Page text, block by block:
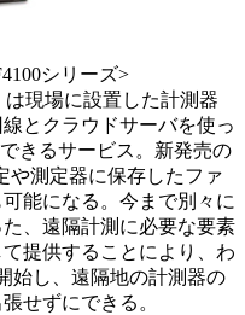
シリーズ>
は現場に設置した計測器
とクラウドサーバを使っ
きるサービス。新発売の
や測定器に保存したファ
能になる。今まで別々に
、遠隔計測に必要な要素
提供することにより、わ
始し、遠隔地の計測器の
せずにできる。